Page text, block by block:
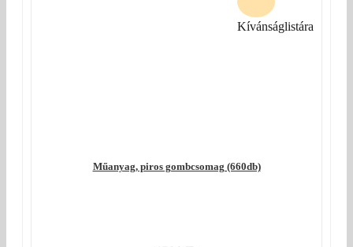
Műanyag, piros gombcsomag (660db)
Kívánságlistára